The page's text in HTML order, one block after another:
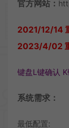
官方网站：
2021/12/14
2023/4/02
键盘L键确认 K
系统需求：
最低配置: